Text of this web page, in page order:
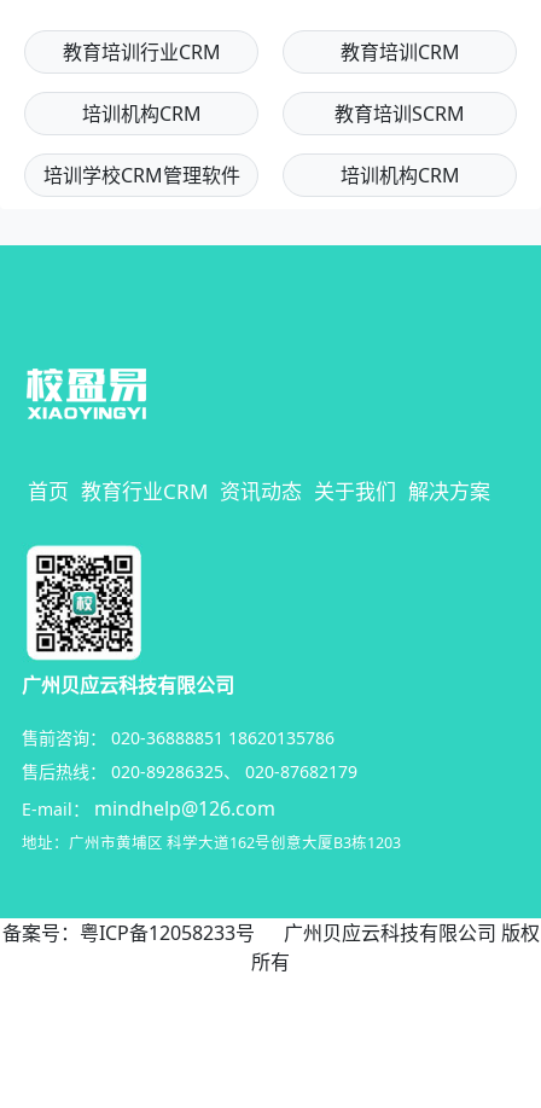
教育培训行业CRM 教育培训CRM
培训机构CRM 教育培训SCRM
培训学校CRM管理软件 培训机构CRM
首页 教育行业CRM 资讯动态 关于我们 解决方案
广州贝应云科技有限公司
售前咨询： 020-36888851 18620135786
售后热线：
020-89286325、 020-87682179
E-mail：
mindhelp@126.com
地址：广州市黄埔区 科学大道162号创意大厦B3栋1203
备案号： 粤ICP备12058233号 广州贝应云科技有限公司 版权
所有